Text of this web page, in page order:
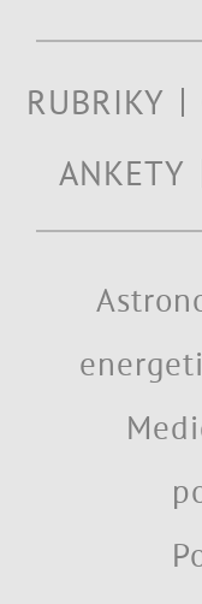
RUBRIKY
ANKETY